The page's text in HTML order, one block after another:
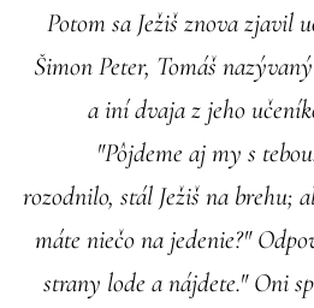
Potom sa Ježiš znova zjavil
Šimon Peter, Tomáš
a iní dvaja z jeho
"Pôjdeme aj my s
rozodnilo, stál Ježiš na brehu;
máte niečo na jedenie?"
strany lode a nájdete." Oni